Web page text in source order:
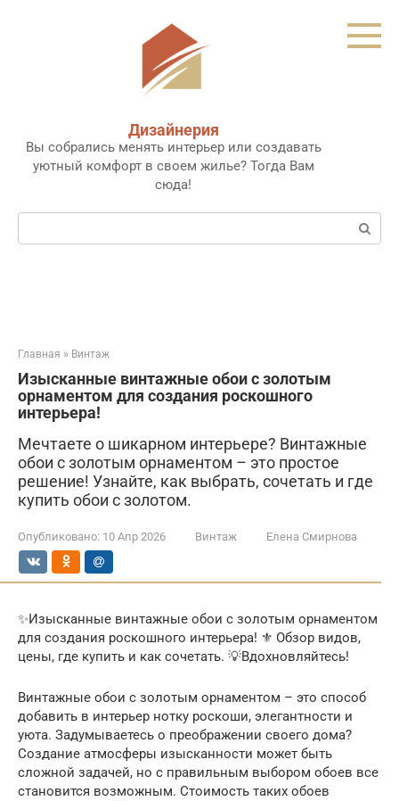
Дизайнерия
Вы собрались менять интерьер или создавать
уютный комфорт в своем жилье? Тогда Вам
сюда!
Поиск:
Главная » Винтаж
Изысканные винтажные обои с золотым
орнаментом для создания роскошного
интерьера!
Мечтаете о шикарном интерьере? Винтажные
обои с золотым орнаментом – это простое
решение! Узнайте, как выбрать, сочетать и где
купить обои с золотом.
Опубликовано: 10 Апр 2026 Винтаж Елена Смирнова
✨Изысканные винтажные обои с золотым орнаментом
для создания роскошного интерьера! ⚜️ Обзор видов,
цены, где купить и как сочетать. 💡Вдохновляйтесь!
Винтажные обои с золотым орнаментом – это способ
добавить в интерьер нотку роскоши, элегантности и
уюта. Задумываетесь о преображении своего дома?
Создание атмосферы изысканности может быть
сложной задачей, но с правильным выбором обоев все
становится возможным. Стоимость таких обоев